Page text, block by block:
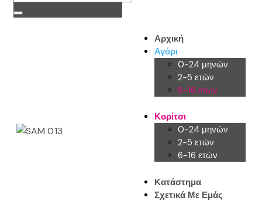
Αρχική
Αγόρι
0-24 μηνών
2-5 ετών
6-16 ετών
Κορίτσι
0-24 μηνών
2-5 ετών
6-16 ετών
Κατάστημα
Σχετικά Με Εμάς